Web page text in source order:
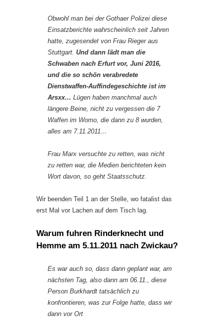
Obwohl man bei der Gothaer Polizei diese
Einsatzberichte wahrscheinlich seit Jahren
hatte, zugesendet von Frau Rieger aus
Stuttgart. Und dann lädt man die
Schwaben nach Erfurt vor, Juni 2016,
und die so schön verabredete
Dienstwaffen-Auffindegeschichte ist im
Arsxx… Lügen haben manchmal auch
längere Beine, nicht zu vergessen die 7
Waffen im Womo, die dann zu 8 wurden,
alles am 7.11.2011…
Frau Marx versuchte zu retten, was nicht
zu retten war, die Medien berichteten kein
Wort davon, so geht Staatsschutz.
Wir beenden Teil 1 an der Stelle, wo fatalist das
erst Mal vor Lachen auf dem Tisch lag.
Warum fuhren Rinderknecht und
Hemme am 5.11.2011 nach Zwickau?
Es war auch so, dass dann geplant war, am
nächsten Tag, also dann am 06.11., diese
Person Burkhardt tatsächlich zu
konfrontieren, was zur Folge hatte, dass wir
dann vor Ort